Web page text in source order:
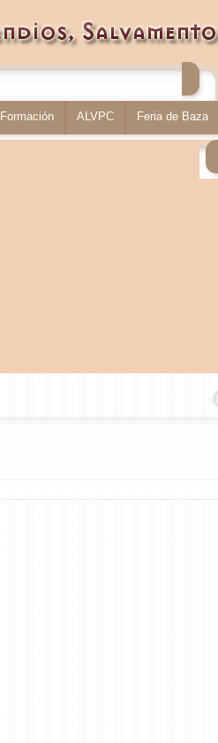
Formación ALVPC Feria de Baza